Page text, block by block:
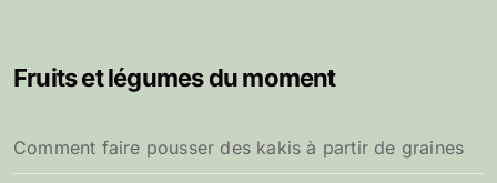
r
e
r
Fruits et légumes du moment
Comment faire pousser des kakis à partir de graines